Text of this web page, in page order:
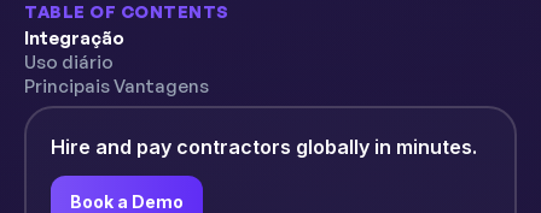
TABLE OF CONTENTS
Integração
Uso diário
Principais Vantagens
Hire and pay contractors globally in minutes.
Book a Demo